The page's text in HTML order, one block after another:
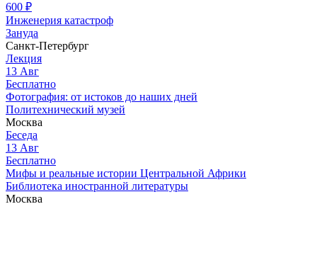
600 ₽
Инженерия катастроф
Зануда
Санкт-Петербург
Лекция
13 Авг
Бесплатно
Фотография: от истоков до наших дней
Политехнический музей
Москва
Беседа
13 Авг
Бесплатно
Мифы и реальные истории Центральной Африки
Библиотека иностранной литературы
Москва